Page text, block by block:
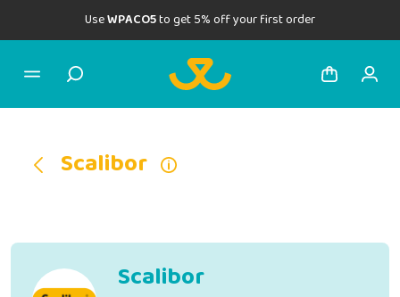
UseWPACO5to get 5% off your first order
Scalibor
Scalibor